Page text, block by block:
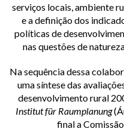
serviços locais, ambiente
e a definição dos
políticas de
nas questões de
Na sequência dessa
uma síntese das
desenvolvimento rural
Institut für Raumplanung
final a